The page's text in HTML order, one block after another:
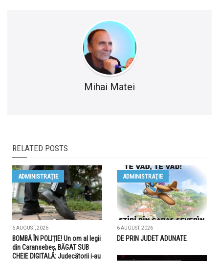
Mihai Matei
RELATED POSTS
ADMINISTRAŢIE
6 AUGUST, 2026
BOMBĂ ÎN POLIȚIE! Un om al legii
din Caransebeș, BĂGAT SUB
CHEIE DIGITALĂ: Judecătorii i-au
ADMINISTRAŢIE
6 AUGUST, 2026
DE PRIN JUDET ADUNATE